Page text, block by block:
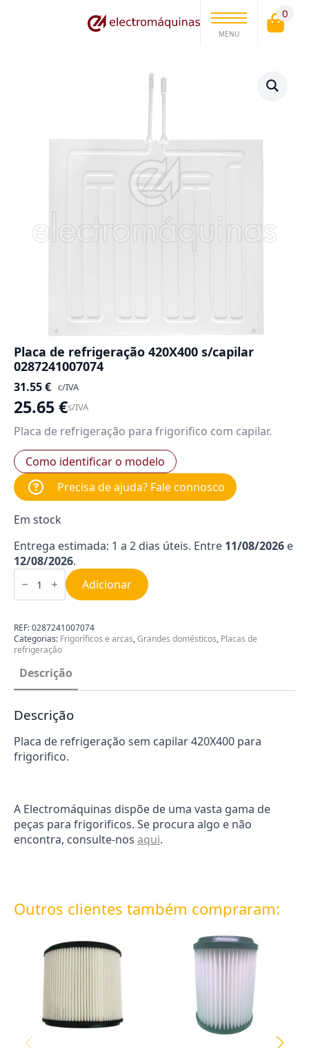
MENU
0
Placa de refrigeração 420X400 s/capilar
0287241007074
31.55€ c/IVA
25.65€s/IVA
Placa de refrigeração para frigorifico com capilar.
Como identificar o modelo
Precisa de ajuda? Fale connosco
Em stock
Entrega estimada: 1 a 2 dias úteis. Entre 11/08/2026 e
12/08/2026.
Quantidade
de
de
420X400
s/capilar
0287241007074
Adicionar
REF:0287241007074
Categorias: Frigoríficos e arcas,Grandes domésticos, Placas de
refrigeração
Descrição
Descrição
Placa de refrigeração sem capilar 420X400 para
frigorifico.
A Electromáquinas dispõe de uma vasta gama de
peças para frigorificos. Se procura algo e não
encontra, consulte-nos aqui.
Outros clientes também compraram: